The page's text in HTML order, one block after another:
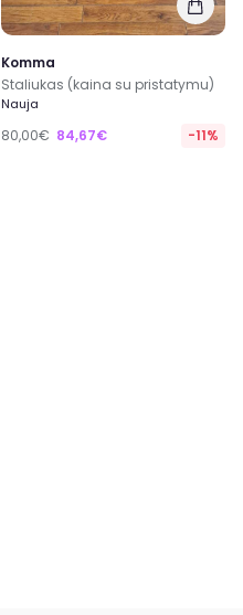
Komma
Staliukas (kaina su pristatymu)
Nauja
80,00€ 84,67€ -11%